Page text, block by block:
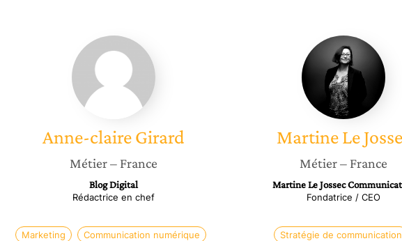
Anne-
claire
Girard
Anne-claireGirard
Métier– France
Blog Digital
Rédactrice en chef
Marketing Communication numérique
Martine
Le
Jossec
Martine Le
Métier– France
Martine Le Jossec
Fondatrice / CEO
Stratégie de communication